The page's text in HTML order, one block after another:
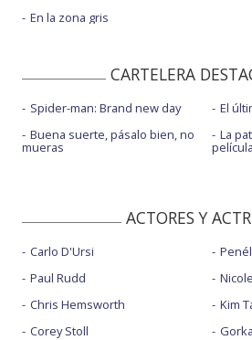
En la zona gris
CARTELERA
Spider-man: Brand new day
Buena suerte, pásalo bien, no
mueras
El
La
película
ACTORES Y
Carlo D'Ursi
Paul Rudd
Chris Hemsworth
Corey Stoll
Kim